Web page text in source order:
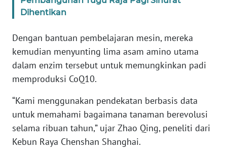
Dihentikan
Dengan bantuan pembelajaran mesin, mereka
kemudian menyunting lima asam amino utama
dalam enzim tersebut untuk memungkinkan padi
memproduksi CoQ10.
“Kami menggunakan pendekatan berbasis data
untuk memahami bagaimana tanaman berevolusi
selama ribuan tahun,” ujar Zhao Qing, peneliti dari
Kebun Raya Chenshan Shanghai.
JABAR
WN
BANTEN
NTT
WN